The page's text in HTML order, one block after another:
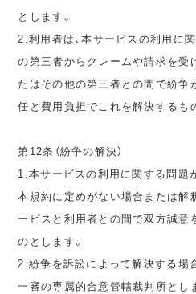
とします。
2.利用者は、本サービスの利用に
の第三者からクレームや請求を受
たはその他の第三者との間で紛争
任と費用負担でこれを解決するも
第12条（紛争の解決）
1.本サービスの利用に関する問題
本規約に定めがない場合または解
ービスと利用者との間で双方誠意
のとします。
2.紛争を訴訟によって解決する場
一審の専属的合意管轄裁判所とし